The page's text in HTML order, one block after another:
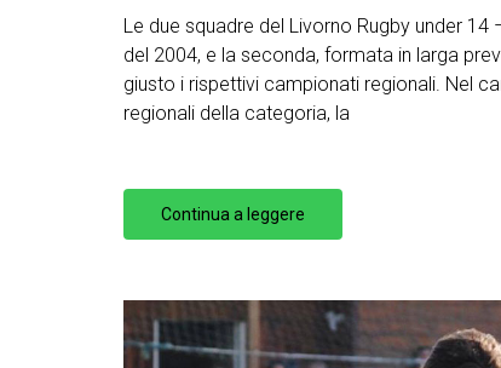
Le due squadre del Livorno Rugby under
del 2004, e la seconda, formata in larga
giusto i rispettivi campionati regionali. Nel
regionali della categoria, la
Continua a leggere